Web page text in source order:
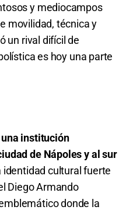
S/ 2,40
S/ 0,90
y mediocampos
movilidad, técnica y
un rival difícil de
es hoy una parte
una institución
de Nápoles y al sur
identidad cultural fuerte
Diego Armando
donde la